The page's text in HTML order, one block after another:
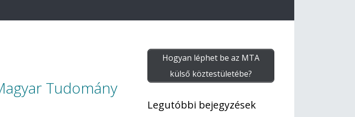
Tudomány
Hogyan léphet be az MTA
külső köztestületébe?
Legutóbbi bejegyzések